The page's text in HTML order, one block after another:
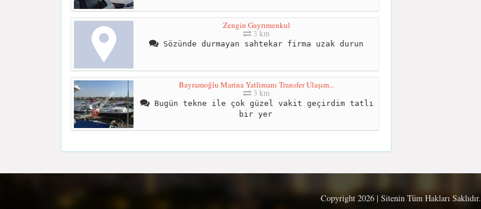
Zengin Gayrımenkul
3 km
Sözünde durmayan sahtekar firma uzak durun
Bayramoğlu Marina Yatlimanı Transfer Ulaşım...
3 km
Bugün tekne ile çok güzel vakit geçirdim tatlı
bir yer
Copyright 2026 | Sitenin Tüm Hakları Saklıdır.